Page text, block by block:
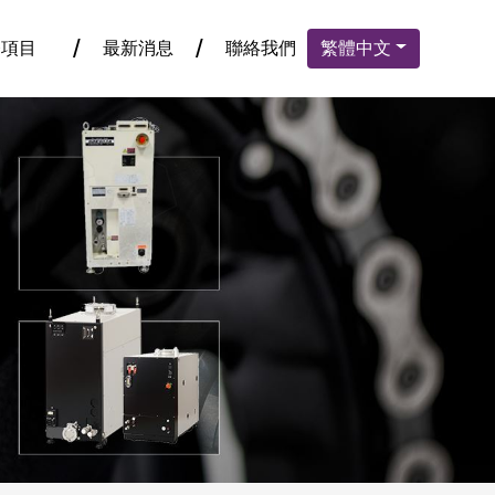
目 最新消息 聯絡我們 繁體中文